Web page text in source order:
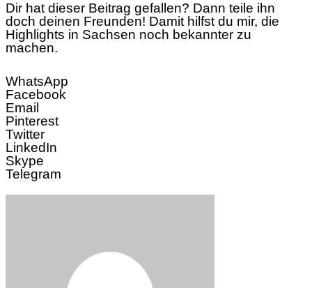
Dir hat dieser Beitrag gefallen? Dann teile ihn
doch deinen Freunden! Damit hilfst du mir, die
Highlights in Sachsen noch bekannter zu
machen.
WhatsApp
Facebook
Email
Pinterest
Twitter
LinkedIn
Skype
Telegram